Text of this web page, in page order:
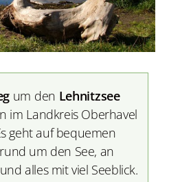
um den Lehnitzsee
im Landkreis Oberhavel
geht auf bequemen
um den See, an
alles mit viel Seeblick.